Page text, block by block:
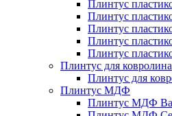
Плинтус
Плинтус
Плинтус
Плинтус
Плинтус
Плинтус для ковролина
Плинтус для
Плинтус МДФ
Плинтус МДФ